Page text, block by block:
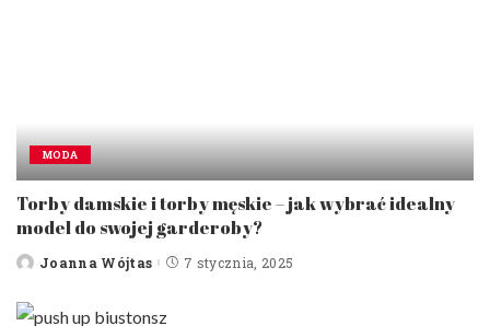
MODA
Torby damskie i torby męskie – jak wybrać idealny
model do swojej garderoby?
PostedJoanna Wójtas 7 stycznia, 2025